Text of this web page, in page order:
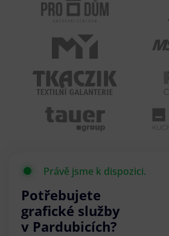
Právě jsme k dispozici.
Potřebujete
grafické služby
v Pardubicích?